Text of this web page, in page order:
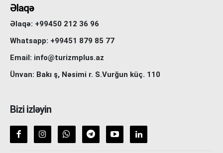
Əlaqə
Əlaqə: +99450 212 36 96
Whatsapp: +99451 879 85 77
Email: info@turizmplus.az
Ünvan: Bakı ş, Nəsimi r. S.Vurğun küç. 110
Bizi izləyin